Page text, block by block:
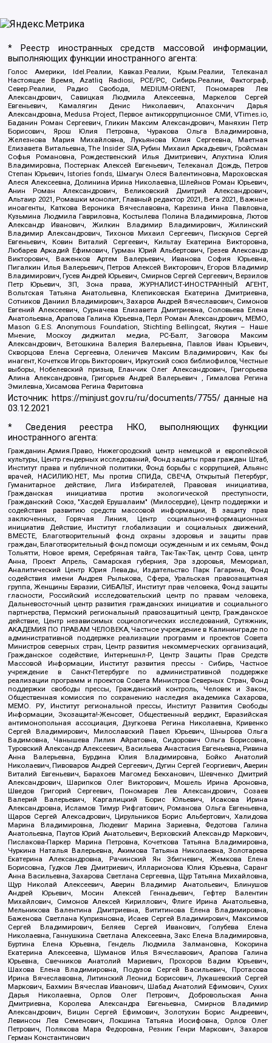
* Реестр иностранных средств массовой информации,
выполняющих функции иностранного агента:
Голос Америки, Idel.Реалии, Кавказ.Реалии, Крым.Реалии, Телеканал
Настоящее Время, Azatliq Radiosi, PCE/PC, Сибирь.Реалии, Фактограф,
Север.Реалии, Радио Свобода, MEDIUM-ORIENT, Пономарев Лев
Александрович, Савицкая Людмила Алексеевна, Маркелов Сергей
Евгеньевич, Камалягин Денис Николаевич, Апахончич Дарья
Александровна, Medusa Project, Первое антикоррупционное СМИ, VTimes.io,
Баданин Роман Сергеевич, Гликин Максим Александрович, Маняхин Петр
Борисович, Ярош Юлия Петровна, Чуракова Ольга Владимировна,
Железнова Мария Михайловна, Лукьянова Юлия Сергеевна, Маетная
Елизавета Витальевна, The Insider SIA, Рубин Михаил Аркадьевич, Гройсман
Софья Романовна, Рождественский Илья Дмитриевич, Апухтина Юлия
Владимировна, Постернак Алексей Евгеньевич, Телеканал Дождь, Петров
Степан Юрьевич, Istories fonds, Шмагун Олеся Валентиновна, Мароховская
Алеся Алексеевна, Долинина Ирина Николаевна, Шлейнов Роман Юрьевич,
Анин Роман Александрович, Великовский Дмитрий Александрович,
Альтаир 2021, Ромашки монолит, Главный редактор 2021, Вега 2021, Важные
иноагенты, Каткова Вероника Вячеславовна, Карезина Инна Павловна,
Кузьмина Людмила Гавриловна, Костылева Полина Владимировна, Лютов
Александр Иванович, Жилкин Владимир Владимирович, Жилинский
Владимир Александрович, Тихонов Михаил Сергеевич, Пискунов Сергей
Евгеньевич, Ковин Виталий Сергеевич, Кильтау Екатерина Викторовна,
Любарев Аркадий Ефимович, Гурман Юрий Альбертович, Грезев Александр
Викторович, Важенков Артем Валерьевич, Иванова София Юрьевна,
Пигалкин Илья Валерьевич, Петров Алексей Викторович, Егоров Владимир
Владимирович, Гусев Андрей Юрьевич, Смирнов Сергей Сергеевич, Верзилов
Петр Юрьевич, ЗП, Зона права, ЖУРНАЛИСТ-ИНОСТРАННЫЙ АГЕНТ,
Вольтская Татьяна Анатольевна, Клепиковская Екатерина Дмитриевна,
Сотников Даниил Владимирович, Захаров Андрей Вячеславович, Симонов
Евгений Алексеевич, Сурначева Елизавета Дмитриевна, Соловьева Елена
Анатольевна, Арапова Галина Юрьевна, Перл Роман Александрович, МЕМО,
Mason G.E.S. Anonymous Foundation, Stichting Bellingcat, Якутия – Наше
Мнение, Москоу диджитал медиа, РС-Балт, Заговора Максим
Александрович, Ветошкина Валерия Валерьевна, Павлов Иван Юрьевич,
Скворцова Елена Сергеевна, Оленичев Максим Владимирович, Как бы
инагент, Кочетков Игорь Викторович, Иркутский союз библиофилов, Честные
выборы, Нобелевский призыв, Еланчик Олег Александрович, Григорьева
Алина Александровна, Григорьев Андрей Валерьевич , Гималова Регина
Эмилевна, Хисамова Регина Фаритовна
Источник: https://minjust.gov.ru/ru/documents/7755/ данные на
03.12.2021
* Сведения реестра НКО, выполняющих функции
иностранного агента:
Гражданин.Армия.Право, Нижегородский центр немецкой и европейской
культуры, Центр гендерных исследований, Фонд защиты прав граждан Штаб,
Институт права и публичной политики, Фонд борьбы с коррупцией, Альянс
врачей, НАСИЛИЮ.НЕТ, Мы против СПИДа, СВЕЧА, Открытый Петербург,
Гуманитарное действие, Лига Избирателей, Правовая инициатива,
Гражданская инициатива против экологической преступности,
Гражданский Союз, "Хасдей Ерушалаим" (Милосердие), Центр поддержки и
содействия развитию средств массовой информации, В защиту прав
заключенных, Горячая Линия, Центр социально-информационных
инициатив Действие, Институт глобализации и социальных движений,
ВМЕСТЕ, Благотворительный фонд охраны здоровья и защиты прав
граждан, Благотворительный фонд помощи осужденным и их семьям, Фонд
Тольятти, Новое время, Серебряная тайга, Так-Так-Так, центр Сова, центр
Анна, Проект Апрель, Самарская губерния, Эра здоровья, Мемориал,
Аналитический Центр Юрия Левады, Издательство Парк Гагарина, Фонд
содействия имени Андрея Рылькова, Сфера, Уральская правозащитная
группа, Женщины Евразии, СИБАЛЬТ, Институт прав человека, Фонд защиты
гласности, Российский исследовательский центр по правам человека,
Дальневосточный центр развития гражданских инициатив и социального
партнерства, Пермский региональный правозащитный центр, Гражданское
действие, Центр независимых социологических исследований, Сутяжник,
АКАДЕМИЯ ПО ПРАВАМ ЧЕЛОВЕКА, Частное учреждение в Калининграде по
административной поддержке реализации программ и проектов Совета
Министров северных стран, Центр развития некоммерческих организаций,
Гражданское содействие, Интернешнл-Р, Центр Защиты Прав Средств
Массовой Информации, Институт развития прессы - Сибирь, Частное
учреждение в Санкт-Петербурге по административной поддержке
реализации программ и проектов Совета Министров Северных Стран, Фонд
поддержки свободы прессы, Гражданский контроль, Человек и Закон,
Общественная комиссия по сохранению наследия академика Сахарова,
МЕМО. РУ, Институт региональной прессы, Институт Развития Свободы
Информации, Экозащита!-Женсовет, Общественный вердикт, Евразийская
антимонопольная ассоциация, Дзугкоева Регина Николаевна, Кривенко
Сергей Владимирович, Милославский Павел Юрьевич, Шнырова Ольга
Вадимовна, Чанышева Лилия Айратовна, Сидорович Ольга Борисовна,
Туровский Александр Алексеевич, Васильева Анастасия Евгеньевна, Ривина
Анна Валерьевна, Бурдина Юлия Владимировна, Бойко Анатолий
Николаевич, Пивоваров Андрей Сергеевич, Дугин Сергей Георгиевич, Аверин
Виталий Евгеньевич, Барахоев Магомед Бекханович, Шевченко Дмитрий
Александрович, Шарипков Олег Викторович, Мошель Ирина Ароновна,
Шведов Григорий Сергеевич, Пономарев Лев Александрович, Созаев
Валерий Валерьевич, Каргалицкий Борис Юльевич, Исакова Ирина
Александровна, Исламов Тимур Рифгатович, Романова Ольга Евгеньевна,
Щаров Сергей Алексадрович, Цирульников Борис Альбертович, Халидова
Марина Владимировна, Людевиг Марина Зариевна, Федотова Галина
Анатольевна, Паутов Юрий Анатольевич, Верховский Александр Маркович,
Пислакова-Паркер Марина Петровна, Кочеткова Татьяна Владимировна,
Чуркина Наталья Валерьевна, Акимова Татьяна Николаевна, Золотарева
Екатерина Александровна, Рачинский Ян Збигневич, Жемкова Елена
Борисовна, Гудков Лев Дмитриевич, Илларионова Юлия Юрьевна, Саранг
Анна Васильевна, Захарова Светлана Сергеевна, Щур Татьяна Михайловна,
Щур Николай Алексеевич, Аверин Владимир Анатольевич, Блинушов
Андрей Юрьевич, Мосин Алексей Геннадьевич, Гефтер Валентин
Михайлович, Симонов Алексей Кириллович, Флиге Ирина Анатольевна,
Мельникова Валентина Дмитриевна, Вититинова Елена Владимировна,
Баженова Светлана Куприяновна, Исаев Сергей Владимирович, Максимов
Сергей Владимирович, Беляев Сергей Иванович, Голубева Елена
Николаевна, Ганнушкина Светлана Алексеевна, Закс Елена Владимировна,
Буртина Елена Юрьевна, Гендель Людмила Залмановна, Кокорина
Екатерина Алексеевна, Шуманов Илья Вячеславович, Арапова Галина
Юрьевна, Свечников Анатолий Мариевич, Прохоров Вадим Юрьевич,
Шахова Елена Владимировна, Подузов Сергей Васильевич, Протасова
Ирина Вячеславовна, Литинский Леонид Борисович, Лукашевский Сергей
Маркович, Бахмин Вячеслав Иванович, Шабад Анатолий Ефимович, Сухих
Дарья Николаевна, Орлов Олег Петрович, Добровольская Анна
Дмитриевна, Королева Александра Евгеньевна, Смирнов Владимир
Александрович, Вицин Сергей Ефимович, Золотухин Борис Андреевич,
Левинсон Лев Семенович, Локшина Татьяна Иосифовна, Орлов Олег
Петрович, Полякова Мара Федоровна, Резник Генри Маркович, Захаров
Герман Константинович